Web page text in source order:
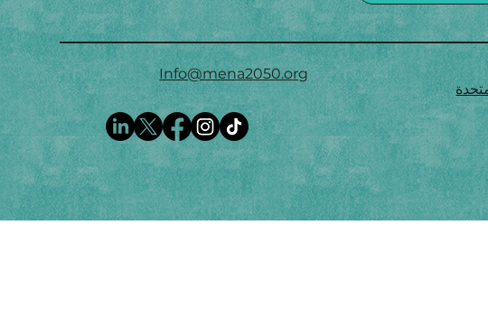
Info@mena2050.org